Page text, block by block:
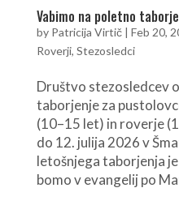
Vabimo na poletno
by Patricija Virtič| Feb 20,
Roverji, Stezosledci
Društvo stezosledcev
taborjenje za
(10–15 let) in roverje
do 12. julija 2026 v
letošnjega taborjenja
bomo v evangelij po